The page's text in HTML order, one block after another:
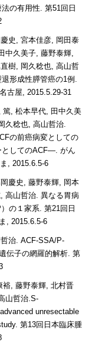
の有用性. 第51回日
史, 宮本佳彦, 岡田泰
中久美子, 藤野泰輝,
樹, 岡久稔也, 高山哲
形成性膵管癌の1例.
古屋, 2015.5.29-31
篤, 松本早代, 田中久美
久稔也, 高山哲治.
の前癌病変としての
してのACF―. がん
, 2015.6.5-6
慶史, 藤野泰輝, 岡本
高山哲治. 異なる胃病
の１家系. 第21回日
, 2015.6.5-6
治. ACF-SSA/P-
伝子の網羅的解析. 第
裕, 藤野泰輝, 北村晋
山哲治.S-
unresectable
第13回日本臨床腫